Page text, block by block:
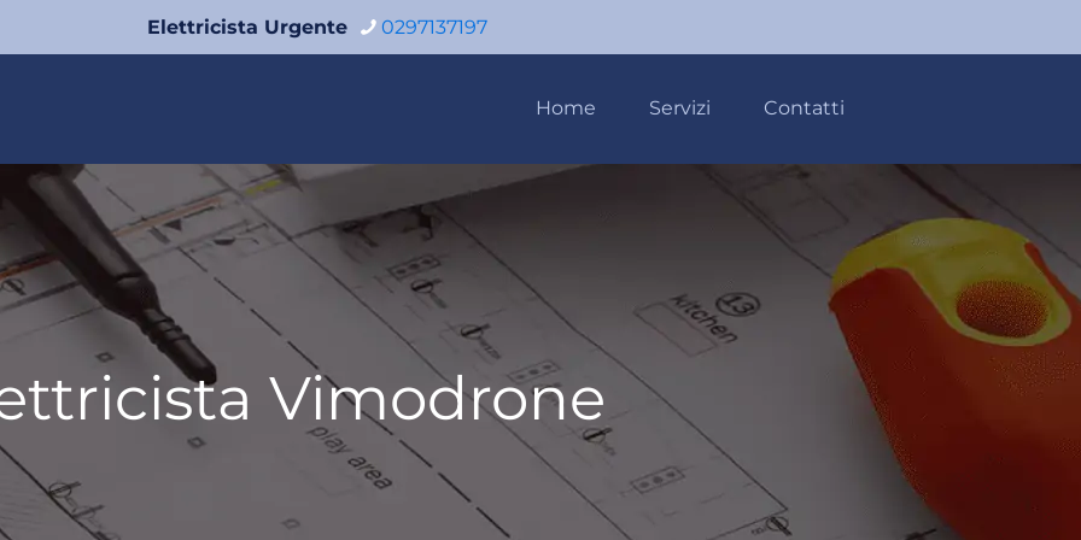
Elettricista Urgente 0297137197
Home Servizi Contatti
Vimodrone